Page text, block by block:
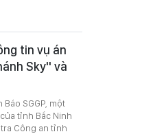
tin vụ án
Sky" và
SGGP, một
tỉnh Bắc Ninh
Công an tỉnh